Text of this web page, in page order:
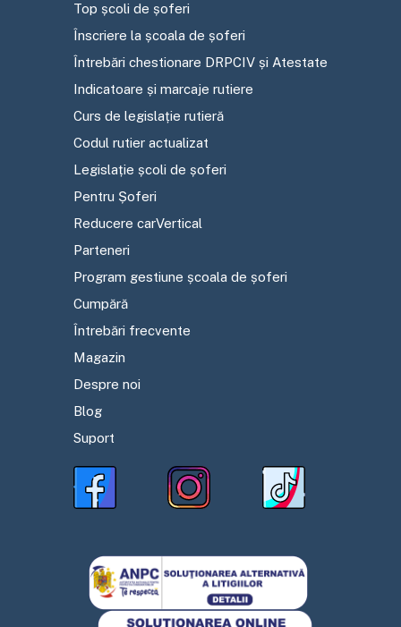
Top școli de șoferi
Înscriere la școala de șoferi
Întrebări chestionare DRPCIV și Atestate
Indicatoare și marcaje rutiere
Curs de legislație rutieră
Codul rutier actualizat
Legislație școli de șoferi
Pentru Șoferi
Reducere carVertical
Parteneri
Program gestiune școala de șoferi
Cumpără
Întrebări frecvente
Magazin
Despre noi
Blog
Suport